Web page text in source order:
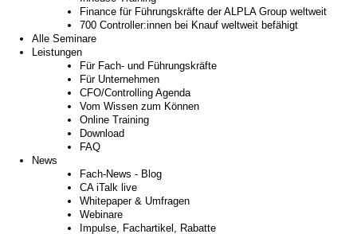
Finance für Führungskräfte der ALPLA Group weltweit
700 Controller:innen bei Knauf weltweit befähigt
Alle Seminare
Leistungen
Für Fach- und Führungskräfte
Für Unternehmen
CFO/Controlling Agenda
Vom Wissen zum Können
Online Training
Download
FAQ
News
Fach-News - Blog
CA iTalk live
Whitepaper & Umfragen
Webinare
Impulse, Fachartikel, Rabatte